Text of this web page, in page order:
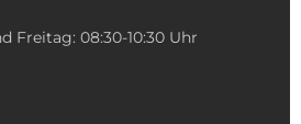
Freitag: 08:30-10:30 Uhr